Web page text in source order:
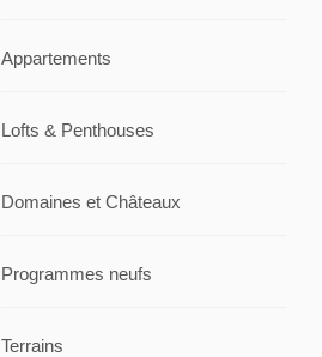
Appartements
Lofts & Penthouses
Domaines et Châteaux
Programmes neufs
Terrains